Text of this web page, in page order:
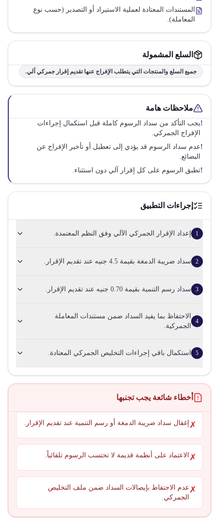
المستندات المعتادة لعملية الاستيراد أو التصدير (حسب نوع
المعاملة).
السلع المشمولة
جميع السلع والمنتجات التي يتطلب الإفراج عنها تقديم إقرار جمركي آلي.
ملاحظات هامة
!يجب التأكد من سداد الرسوم كاملة قبل استكمال إجراءات
الإفراج الجمركي.
!عدم سداد الرسوم قد يؤدي إلى تعطيل أو تأخير الإفراج عن
البضائع.
!تطبق الرسوم على كل إقرار آلي دون استثناء.
إجراءات التطبيق
1 إعداد الإقرار الجمركي الآلي وفق النظم المعتمدة.
2 سداد ضريبة الدمغة بقيمة 4.5 جنيه عند تقديم الإقرار.
3 سداد رسم التنمية بقيمة 0.70 جنيه عند تقديم الإقرار.
4
الاحتفاظ بما يفيد السداد ضمن مستندات المعاملة
الجمركية.
5 استكمال باقي إجراءات التخليص الجمركي المعتادة.
أخطاء شائعة يجب تجنبها
✗ إغفال سداد ضريبة الدمغة أو رسم التنمية عند تقديم الإقرار.
✗ الاعتماد على أنظمة قديمة لا تحتسب الرسوم تلقائياً.
✗ عدم الاحتفاظ بإيصالات السداد ضمن ملف التخليص
الجمركي.